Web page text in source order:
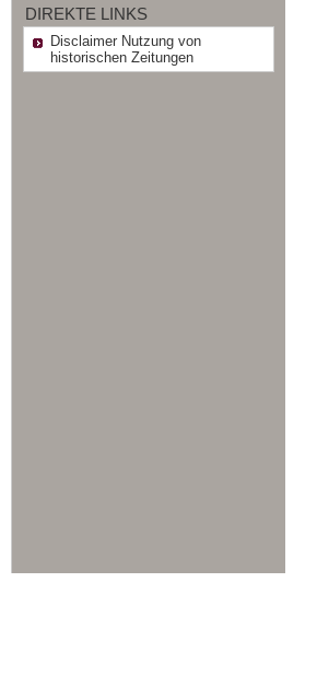
DIREKTE LINKS
Disclaimer Nutzung von
historischen Zeitungen